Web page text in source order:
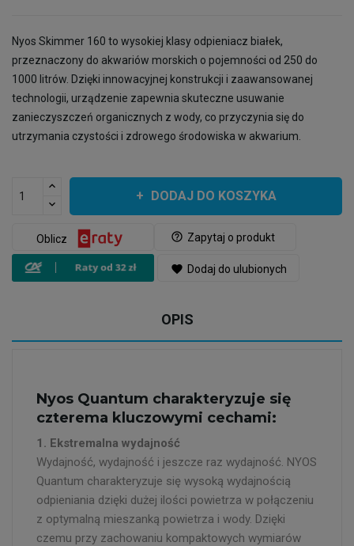
Nyos Skimmer 160 to wysokiej klasy odpieniacz białek,
przeznaczony do akwariów morskich o pojemności od 250 do
1000 litrów. Dzięki innowacyjnej konstrukcji i zaawansowanej
technologii, urządzenie zapewnia skuteczne usuwanie
zanieczyszczeń organicznych z wody, co przyczynia się do
utrzymania czystości i zdrowego środowiska w akwarium.
DODAJ DO KOSZYKA
help_outline Zapytaj o produkt
Oblicz
favorite Dodaj do ulubionych
OPIS
Nyos Quantum charakteryzuje się
czterema kluczowymi cechami:
1. Ekstremalna wydajność
Wydajność, wydajność i jeszcze raz wydajność. NYOS
Quantum charakteryzuje się wysoką wydajnością
odpieniania dzięki dużej ilości powietrza w połączeniu
z optymalną mieszanką powietrza i wody. Dzięki
czemu przy zachowaniu kompaktowych wymiarów